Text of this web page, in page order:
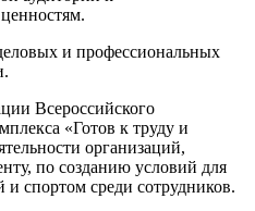
и профессиональных
Всероссийского
«Готов к труду и
организаций,
по созданию условий для
и спортом среди сотрудников.